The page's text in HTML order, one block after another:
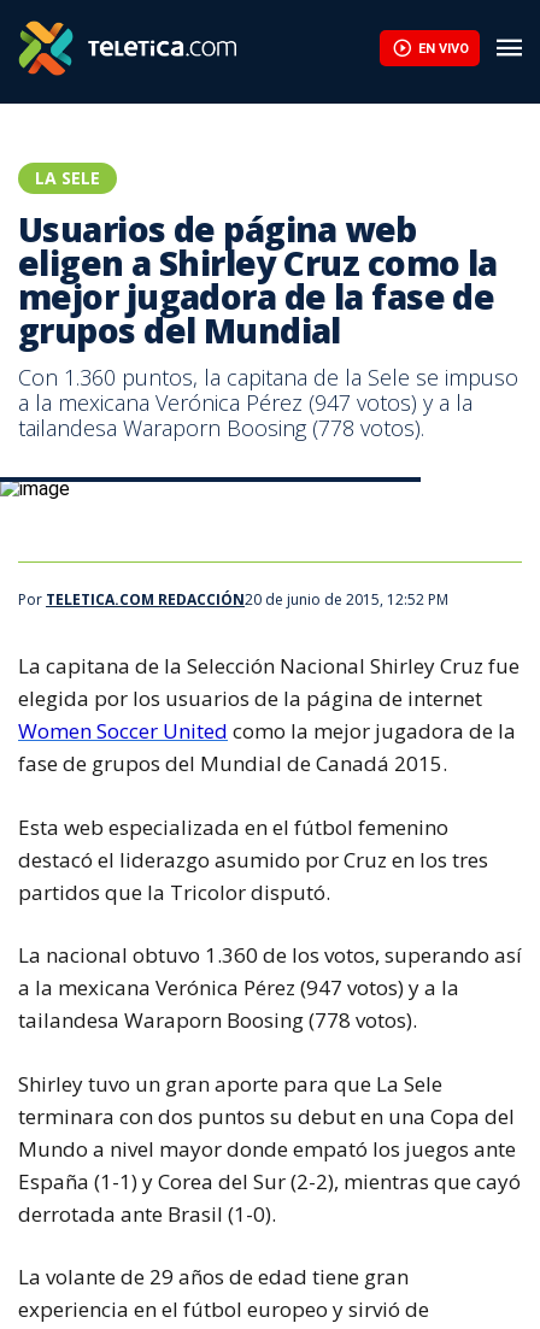
EN VIVO
LA SELE
Usuarios de página web
eligen a Shirley Cruz como la
mejor jugadora de la fase de
grupos del Mundial
Con 1.360 puntos, la capitana de la Sele se impuso
a la mexicana Verónica Pérez (947 votos) y a la
tailandesa Waraporn Boosing (778 votos).
Por TELETICA.COM REDACCIÓN20 de junio de 2015, 12:52 PM
La capitana de la Selección Nacional Shirley Cruz fue
elegida por los usuarios de la página de internet
Women Soccer United como la mejor jugadora de la
fase de grupos del Mundial de Canadá 2015.
Esta web especializada en el fútbol femenino
destacó el liderazgo asumido por Cruz en los tres
partidos que la Tricolor disputó.
La nacional obtuvo 1.360 de los votos, superando así
a la mexicana Verónica Pérez (947 votos) y a la
tailandesa Waraporn Boosing (778 votos).
Shirley tuvo un gran aporte para que La Sele
terminara con dos puntos su debut en una Copa del
Mundo a nivel mayor donde empató los juegos ante
España (1-1) y Corea del Sur (2-2), mientras que cayó
derrotada ante Brasil (1-0).
La volante de 29 años de edad tiene gran
experiencia en el fútbol europeo y sirvió de